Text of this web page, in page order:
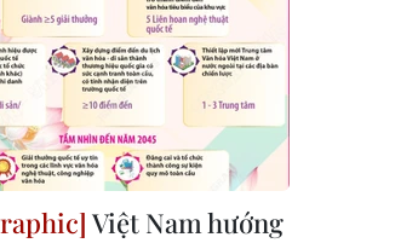
Việt Nam hướng